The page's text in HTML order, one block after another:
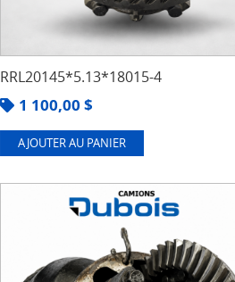
RRL20145*5.13*18015-4
1 100,00 $
AJOUTER AU PANIER